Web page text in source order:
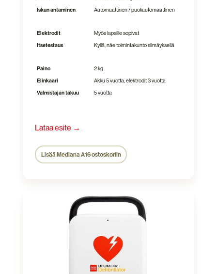
Iskun antaminen
Automaattinen / puoliautomaattinen
Elektrodit
Myös lapsille sopivat
Itsetestaus
Kyllä, näe toimintakunto silmäyksellä
Paino
2 kg
Elinkaari
Akku 5 vuotta, elektrodit 3 vuotta
Valmistajan takuu
5 vuotta
Lataa esite →
Lisää Mediana A16 ostoskoriin